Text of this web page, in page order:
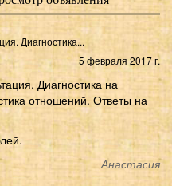
Диагностика...
5 февраля 2017 г.
Диагностика на
отношений. Ответы на
Анастасия